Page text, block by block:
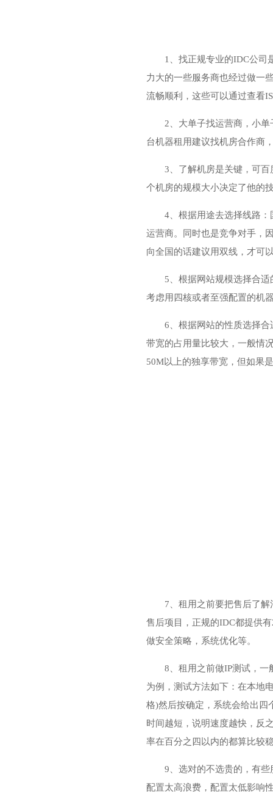
1、找正规专业的IDC公司
力大的一些服务商也经过做一
流畅顺利，这些可以通过查看
2、大单子找运营商，小
台机器租用建议找机房合作商
3、了解机房是关键，可
个机房的规模大小决定了他的
4、根据用途去选择线路
运营商。同时也是竞争对手，
向全国的话建议用双线，才可
5、根据网站规模选择合
考虑用四核或者至强配置的机
6、根据网站的性质选择
带宽的占用量比较大，一般情
50M以上的独享带宽，但如果
7、租用之前要把售后了
售后项目，正规的IDC都提供
做安全策略，系统优化等。
8、租用之前做IP测试，一
为例，测试方法如下：在本地
格)然后按确定，系统会给出四
时间越短，说明速度越快，反
率在百分之四以内的都算比较
9、选对的不选贵的，有
配置太高浪费，配置太低影响